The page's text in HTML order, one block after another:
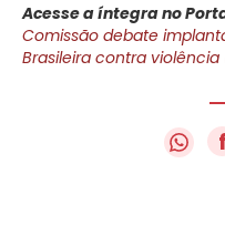
Acesse a íntegra no
Comissão debate
Brasileira contra
f